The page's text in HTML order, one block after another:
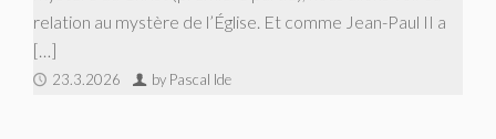
relation au mystère de l’Église. Et comme Jean-Paul II a
[…]
23.3.2026 by Pascal Ide